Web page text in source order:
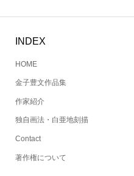
INDEX
HOME
金子豊文作品集
作家紹介
独自画法・白亜地刻描
Contact
著作権について